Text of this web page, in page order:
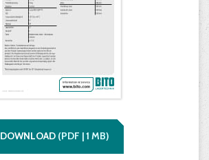
DOWNLOAD (PDF |1 MB)